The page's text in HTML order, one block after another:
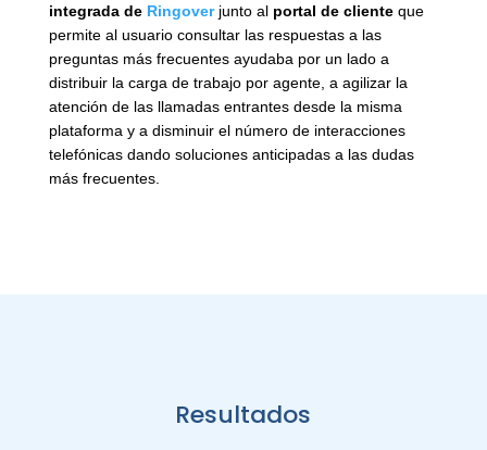
integrada de Ringoverjunto al portal de clienteque
permite al usuario consultar las respuestas a las
preguntas más frecuentes ayudaba por un lado a
distribuir la carga de trabajo por agente, a agilizar la
atención de las llamadas entrantes desde la misma
plataforma y a disminuir el número de interacciones
telefónicas dando soluciones anticipadas a las dudas
más frecuentes.
Resultados